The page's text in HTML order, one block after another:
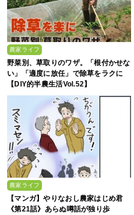
農家ライフ
野菜別、草取りのワザ。「根付かせな
い」「適度に放任」で除草をラクに
【DIY的半農生活Vol.52】
農家ライフ
【マンガ】やりなおし農家はじめ君
《第21話》あらぬ噂話が独り歩